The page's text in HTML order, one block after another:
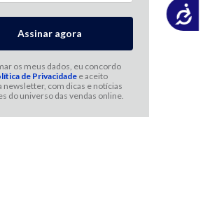
Acessibilidade
os meus dados, eu concordo
de Privacidade e aceito
newsletter, com dicas e notícias
do universo das vendas online.